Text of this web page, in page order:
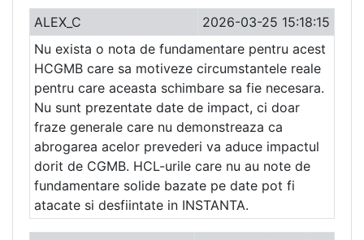
ALEX_C
2026-03-25 15:18:15
Nu exista o nota de fundamentare pentru acest
HCGMB care sa motiveze circumstantele reale
pentru care aceasta schimbare sa fie necesara.
Nu sunt prezentate date de impact, ci doar
fraze generale care nu demonstreaza ca
abrogarea acelor prevederi va aduce impactul
dorit de CGMB. HCL-urile care nu au note de
fundamentare solide bazate pe date pot fi
atacate si desfiintate in INSTANTA.